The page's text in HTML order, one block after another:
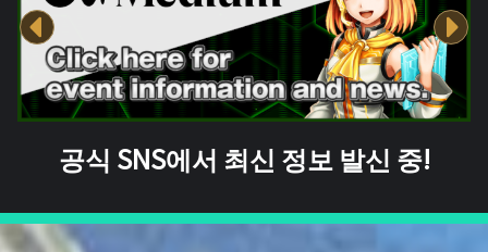
공식 SNS에서 최신 정보 발신 중!